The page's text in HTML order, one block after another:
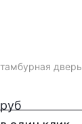
дверь
руб